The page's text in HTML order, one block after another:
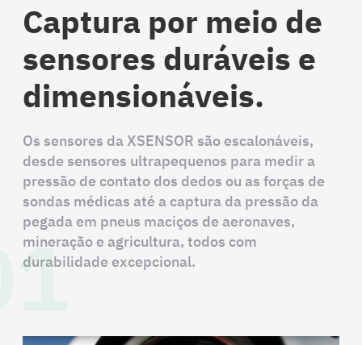
Captura por meio de
sensores duráveis e
dimensionáveis.
Os sensores da XSENSOR são escalonáveis,
desde sensores ultrapequenos para medir a
pressão de contato dos dedos ou as forças de
sondas médicas até a captura da pressão da
pegada em pneus maciços de aeronaves,
mineração e agricultura, todos com
durabilidade excepcional.